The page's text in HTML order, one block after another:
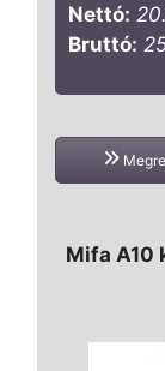
Nettó:
Bruttó:
Mifa A10